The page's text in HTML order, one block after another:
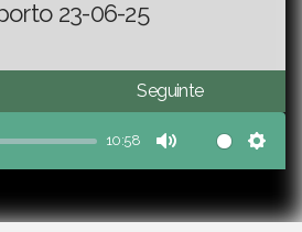
23-06-25
Seguinte
10:58
Mute